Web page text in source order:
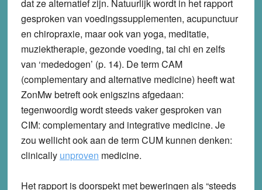
dat ze alternatief zijn. Natuurlijk wordt in het rapport
gesproken van voedingssupplementen, acupunctuur
en chiropraxie, maar ook van yoga, meditatie,
muziektherapie, gezonde voeding, tai chi en zelfs
van ‘mededogen’ (p. 14). De term CAM
(complementary and alternative medicine) heeft wat
ZonMw betreft ook enigszins afgedaan:
tegenwoordig wordt steeds vaker gesproken van
CIM: complementary and integrative medicine. Je
zou wellicht ook aan de term CUM kunnen denken:
clinically unproven medicine.
Het rapport is doorspekt met beweringen als “steeds